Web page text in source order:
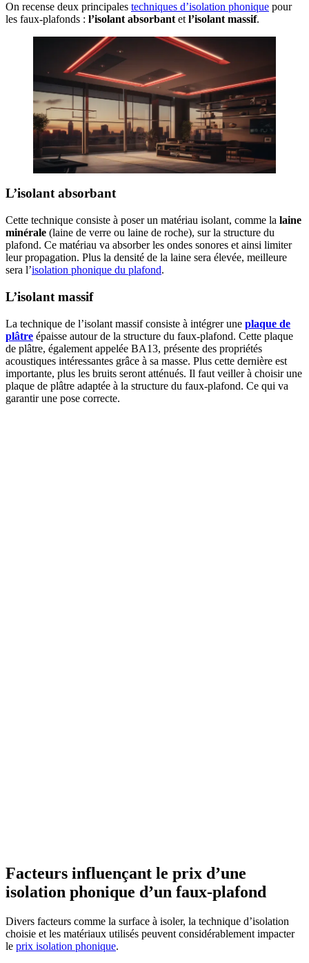
On recense deux principales techniques d’isolation phonique pour
les faux-plafonds : l’isolant absorbant et l’isolant massif.
L’isolant absorbant
Cette technique consiste à poser un matériau isolant, comme la laine
minérale (laine de verre ou laine de roche), sur la structure du
plafond. Ce matériau va absorber les ondes sonores et ainsi limiter
leur propagation. Plus la densité de la laine sera élevée, meilleure
sera l’isolation phonique du plafond.
L’isolant massif
La technique de l’isolant massif consiste à intégrer une plaque de
plâtre épaisse autour de la structure du faux-plafond. Cette plaque
de plâtre, également appelée BA13, présente des propriétés
acoustiques intéressantes grâce à sa masse. Plus cette dernière est
importante, plus les bruits seront atténués. Il faut veiller à choisir une
plaque de plâtre adaptée à la structure du faux-plafond. Ce qui va
garantir une pose correcte.
Facteurs influençant le prix d’une
isolation phonique d’un faux-plafond
Divers facteurs comme la surface à isoler, la technique d’isolation
choisie et les matériaux utilisés peuvent considérablement impacter
le prix isolation phonique.